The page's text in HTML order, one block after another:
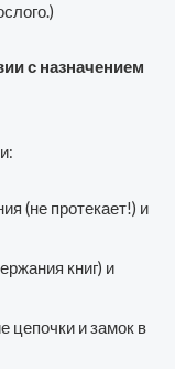
с назначением
(не протекает!) и
книг) и
цепочки и замок в